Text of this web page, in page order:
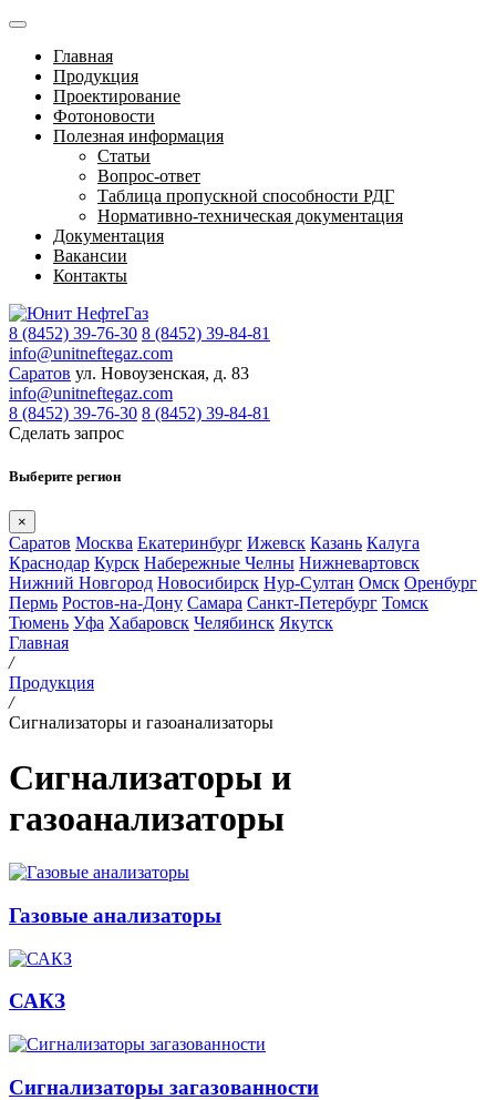
Главная
Продукция
Проектирование
Фотоновости
Полезная информация
Статьи
Вопрос-ответ
Таблица пропускной способности РДГ
Нормативно-техническая документация
Документация
Вакансии
Контакты
8 (8452) 39-76-30 8 (8452) 39-84-81
info@unitneftegaz.com
Саратов ул. Новоузенская, д. 83
info@unitneftegaz.com
8 (8452) 39-76-30 8 (8452) 39-84-81
Сделать запрос
Выберите регион
×
Саратов Москва Екатеринбург Ижевск Казань Калуга
Краснодар Курск Набережные Челны Нижневартовск
Нижний Новгород Новосибирск Нур-Султан Омск Оренбург
Пермь Ростов-на-Дону Самара Санкт-Петербург Томск
Тюмень Уфа Хабаровск Челябинск Якутск
Главная
/
Продукция
/
Сигнализаторы и газоанализаторы
Сигнализаторы и
газоанализаторы
Газовые анализаторы
САКЗ
Сигнализаторы загазованности